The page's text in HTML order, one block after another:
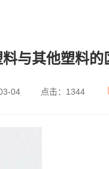
与其他塑料的
04 点击：1344